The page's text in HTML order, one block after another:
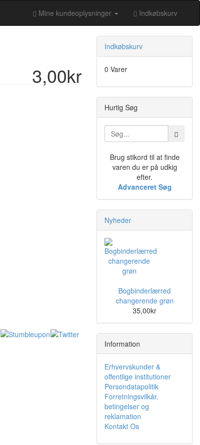
Mine kundeoplysninger Indkøbskurv
3,00kr
Indkøbskurv
0 Varer
Hurtig Søg
Brug stikord til at finde
varen du er på udkig
efter.
Advanceret Søg
Nyheder
Bogbinderlærred
changerende grøn
35,00kr
Information
Erhvervskunder &
offentlige institutioner
Persondatapolitik
Forretningsvilkår,
betingelser og
reklamation
Kontakt Os